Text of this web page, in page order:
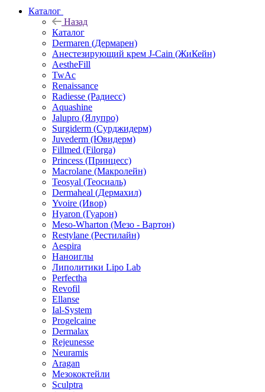
Каталог
Назад
Каталог
Dermaren (Дермарен)
Анестезирующий крем J-Cain (ЖиКейн)
AestheFill
TwAc
Renaissance
Radiesse (Радиесс)
Aquashine
Jalupro (Ялупро)
Surgiderm (Сурджидерм)
Juvederm (Ювидерм)
Fillmed (Filorga)
Princess (Принцесс)
Macrolane (Макролейн)
Teosyal (Теосиаль)
Dermaheal (Дермахил)
Yvoire (Ивор)
Hyaron (Гуарон)
Meso-Wharton (Мезо - Вартон)
Restylane (Рестилайн)
Aespira
Наноиглы
Липолитики Lipo Lab
Perfectha
Revofil
Ellanse
Ial-System
Progelcaine
Dermalax
Rejeunesse
Neuramis
Aragan
Мезококтейли
Sculptra